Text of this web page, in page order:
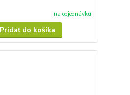
na objednávku
Pridať do košíka